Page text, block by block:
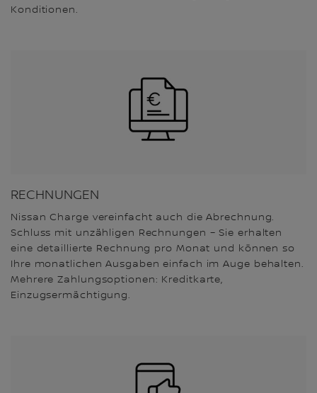
Konditionen.
RECHNUNGEN
Nissan Charge vereinfacht auch die Abrechnung.
Schluss mit unzähligen Rechnungen – Sie erhalten
eine detaillierte Rechnung pro Monat und können so
Ihre monatlichen Ausgaben einfach im Auge behalten.
Mehrere Zahlungsoptionen: Kreditkarte,
Einzugsermächtigung.